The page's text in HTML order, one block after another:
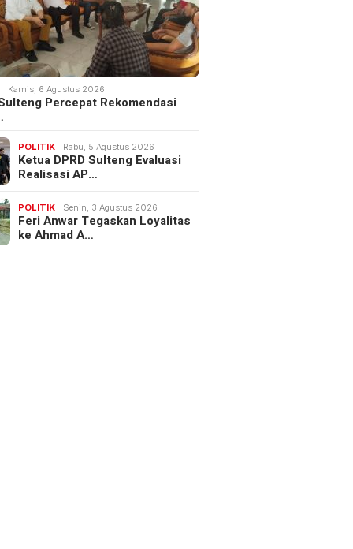
Kamis, 6 Agustus 2026
Percepat Rekomendasi
POLITIK Rabu, 5 Agustus 2026
Ketua DPRD Sulteng Evaluasi
Realisasi AP…
POLITIK Senin, 3 Agustus 2026
Feri Anwar Tegaskan Loyalitas
ke Ahmad A…